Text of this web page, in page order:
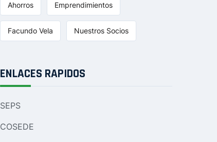
Ahorros Emprendimientos
Facundo Vela Nuestros Socios
ENLACES RAPIDOS
SEPS
COSEDE